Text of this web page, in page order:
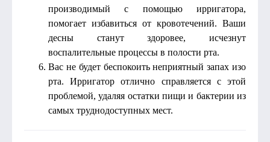
производимый с помощью ирригатора,
помогает избавиться от кровотечений. Ваши
десны станут здоровее, исчезнут
воспалительные процессы в полости рта.
Вас не будет беспокоить неприятный запах изо
рта. Ирригатор отлично справляется с этой
проблемой, удаляя остатки пищи и бактерии из
самых труднодоступных мест.